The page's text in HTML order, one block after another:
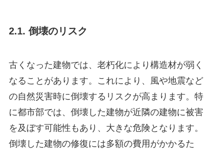
2.1. 倒壊のリスク
古くなった建物では、老朽化により構造材が弱く
なることがあります。これにより、風や地震など
の自然災害時に倒壊するリスクが高まります。特
に都市部では、倒壊した建物が近隣の建物に被害
を及ぼす可能性もあり、大きな危険となります。
倒壊した建物の修復には多額の費用がかかるた